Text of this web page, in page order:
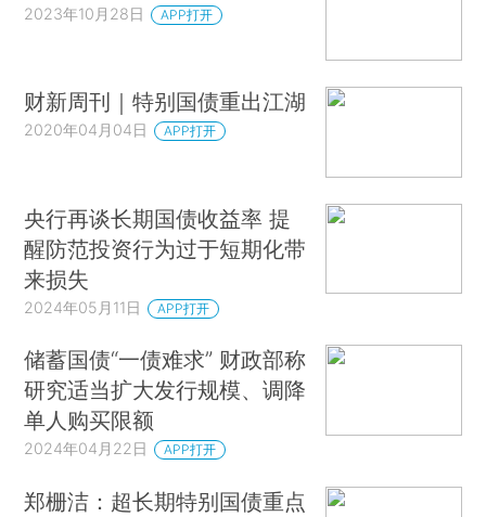
2023年10月28日 APP打开
财新周刊｜特别国债重出江湖
2020年04月04日 APP打开
央行再谈长期国债收益率 提
醒防范投资行为过于短期化带
来损失
2024年05月11日 APP打开
储蓄国债“一债难求” 财政部称
研究适当扩大发行规模、调降
单人购买限额
2024年04月22日 APP打开
郑栅洁：超长期特别国债重点